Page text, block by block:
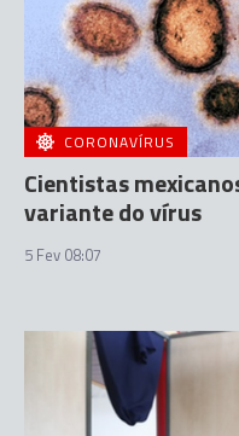
CORONAVÍRUS
Cientistas
variante do vírus
5 Fev 08:07